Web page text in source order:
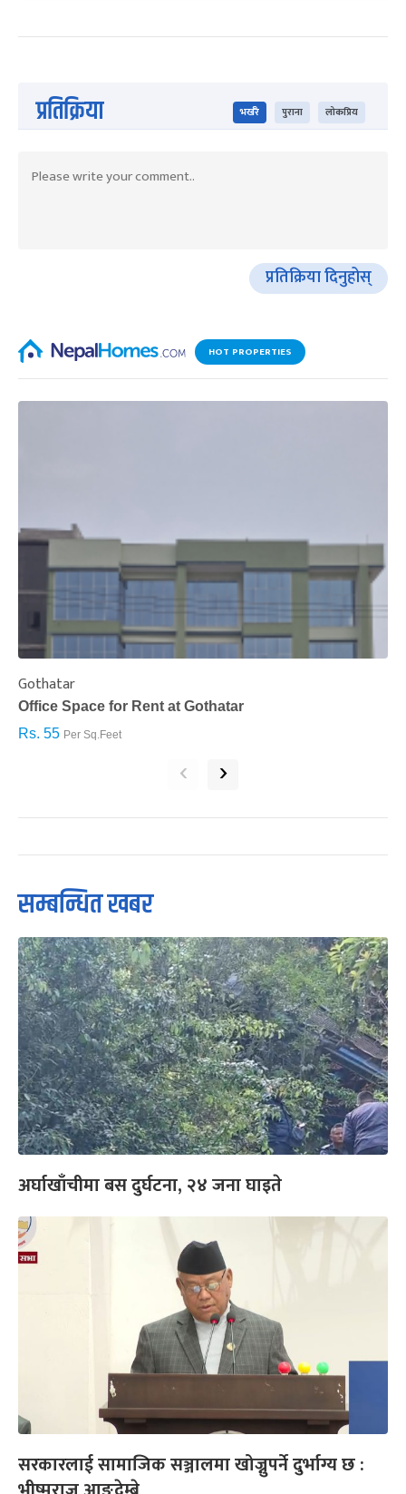
प्रतिक्रिया भर्खरै पुराना लोकप्रिय
प्रतिक्रिया दिनुहोस्
HOT PROPERTIES
Gothatar
Office Space for Rent at Gothatar
Rs. 55 Per Sq.Feet
‹ ›
सम्बन्धित खबर
अर्घाखाँचीमा बस दुर्घटना, २४ जना घाइते
सरकारलाई सामाजिक सञ्जालमा खोज्नुपर्ने दुर्भाग्य छ :